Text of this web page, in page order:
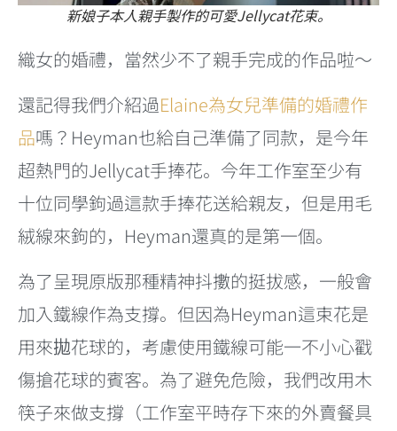
新娘子本人親手製作的可愛Jellycat花束。
織女的婚禮，當然少不了親手完成的作品啦～
還記得我們介紹過Elaine為女兒準備的婚禮作
品嗎？Heyman也給自己準備了同款，是今年
超熱門的Jellycat手捧花。今年工作室至少有
十位同學鉤過這款手捧花送給親友，但是用毛
絨線來鉤的，Heyman還真的是第一個。
為了呈現原版那種精神抖擻的挺拔感，一般會
加入鐵線作為支撐。但因為Heyman這束花是
用來拋花球的，考慮使用鐵線可能一不小心戳
傷搶花球的賓客。為了避免危險，我們改用木
筷子來做支撐（工作室平時存下來的外賣餐具